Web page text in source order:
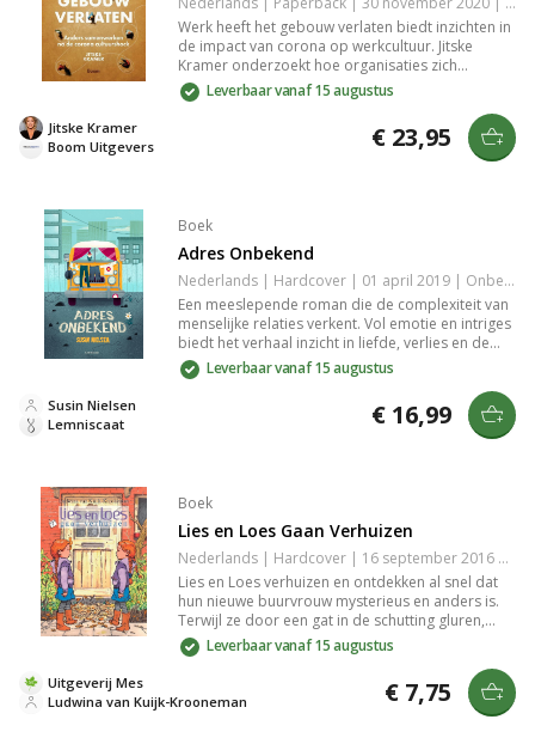
Werk heeft het gebouw verlaten biedt inzichten in
de impact van corona op werkcultuur. Jitske
Kramer onderzoekt hoe organisaties zich
aanpassen, leidinggeven op afstand en het
behoud van teamverbinding. Met
antropologische kennis en praktische adviezen
inspireert dit boek tot transformatie en innovatie
Leverbaar vanaf 15 augustus
Boom Uitgevers
Jitske Kramer € 23,95
Boek
Adres Onbekend
Nederlands | Hardcover | 01 april 2019 | Onbekend | 9789047710806
Een meeslepende roman die de complexiteit van
menselijke relaties verkent. Vol emotie en intriges
biedt het verhaal inzicht in liefde, verlies en de
zoektocht naar betekenis. Met levendige
personages en een pakkende plot word je
meegenomen in een wereld waar de grenzen
tussen goed en kwaad vervagen. Een must-read
Leverbaar vanaf 15 augustus
Lemniscaat
Susin Nielsen € 16,99
Boek
Lies en Loes Gaan Verhuizen
Nederlands | Hardcover | 16 september 2016 | 80 pagina's | 9789059522602
Lies en Loes verhuizen en ontdekken al snel dat
hun nieuwe buurvrouw mysterieus en anders is.
Terwijl ze door een gat in de schutting gluren,
worden hun nieuwsgierigheid en angst gewekt. Is
deze nieuwe start wat ze hadden verwacht? Een
meeslepend verhaal vol spanning en geheimen in
hun nieuwe buurt.
Leverbaar vanaf 15 augustus
Ludwina van Kuijk-Krooneman
Uitgeverij Mes € 7,75